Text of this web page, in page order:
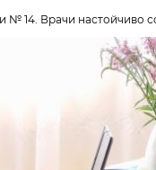
№ 14. Врачи настойчиво